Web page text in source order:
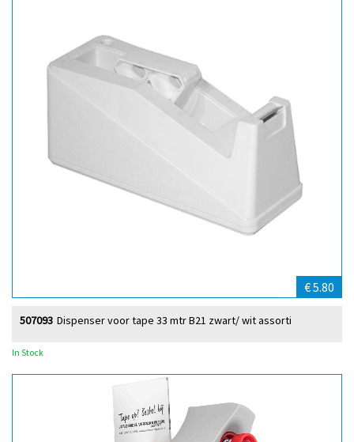
€ 5.80
Dispenser voor tape 33 mtr B21 zwart/ wit assorti
507093
In Stock